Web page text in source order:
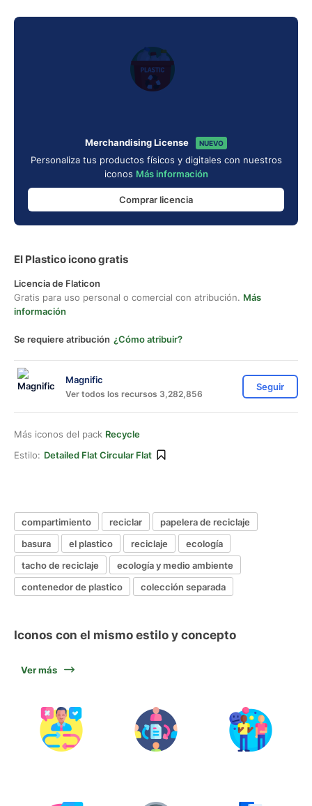
Merchandising License NUEVO
Personaliza tus productos físicos y digitales con nuestros
iconos Más información
Comprar licencia
El Plastico icono gratis
Licencia de Flaticon
Gratis para uso personal o comercial con atribución. Más
información
Se requiere atribución ¿Cómo atribuir?
Magnific
Ver todos los recursos 3,282,856
Seguir
Más iconos del pack Recycle
Estilo: Detailed Flat Circular Flat
compartimiento reciclar
papelera de reciclaje
basura
el plastico reciclaje
ecología
tacho de reciclaje
ecología y medio ambiente
contenedor de plastico
colección separada
Iconos con el mismo estilo y concepto
Ver más